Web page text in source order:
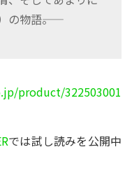
物語――。
product/322503001
では試し読みを公開中